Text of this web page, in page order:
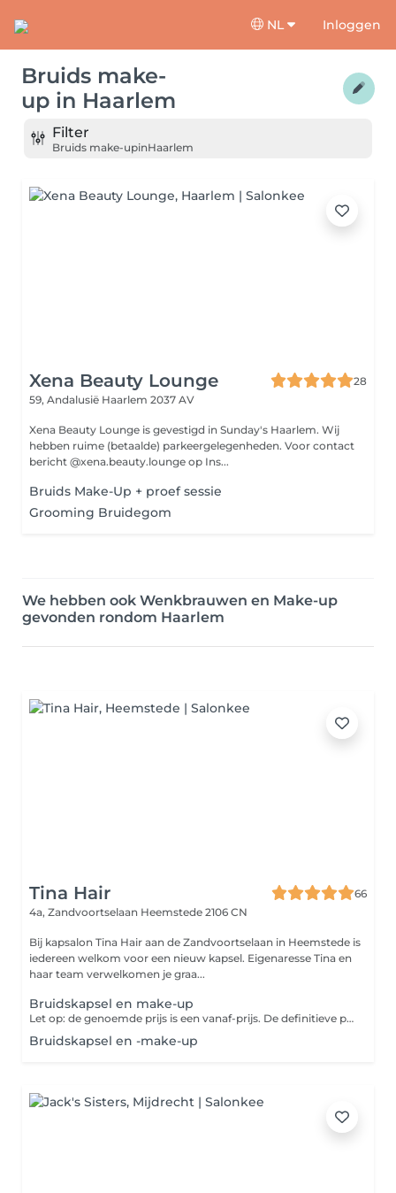
NL Inloggen
Bruids make-
up in Haarlem
Filter
Bruids make-upinHaarlem
Xena Beauty Lounge
28
59, Andalusië Haarlem 2037 AV
Xena Beauty Lounge is gevestigd in Sunday's Haarlem. Wij
hebben ruime (betaalde) parkeergelegenheden. Voor contact
bericht @xena.beauty.lounge op Ins...
Bruids Make-Up + proef sessie
Grooming Bruidegom
We hebben ook Wenkbrauwen en Make-up
gevonden rondom Haarlem
Tina Hair
66
4a, Zandvoortselaan Heemstede 2106 CN
Bij kapsalon Tina Hair aan de Zandvoortselaan in Heemstede is
iedereen welkom voor een nieuw kapsel. Eigenaresse Tina en
haar team verwelkomen je graa...
Bruidskapsel en make-up
Let op: de genoemde prijs is een vanaf-prijs. De definitieve prijs is onder andere afhankelijk van je persoonlijke wensen en hoor je in de salon. Betaal je online? Dan wordt het eventuele prijsverschil verrekend in de salon.
Bruidskapsel en -make-up